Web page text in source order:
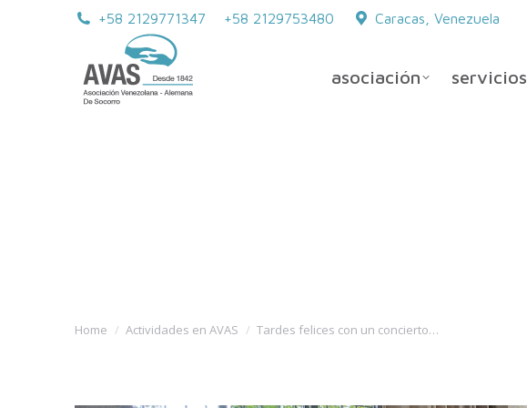
+58 2129771347 +58 2129753480 Caracas, Venezuela
asociación servicios
You are here:
Home Actividades en AVAS Tardes felices con un concierto…